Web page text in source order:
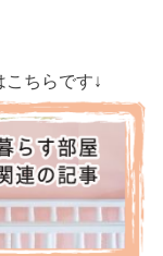
ちらです↓